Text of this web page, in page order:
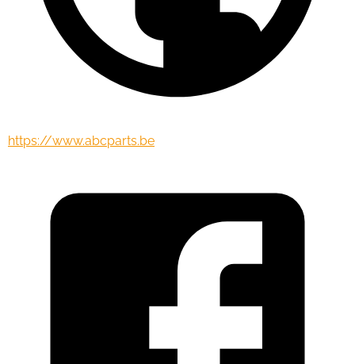
https://www.abcparts.be